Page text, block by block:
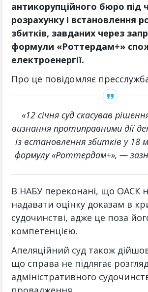
антикорупційного бюро під
розрахунку і встановлення
збитків, завданих через
формули «Роттердам+»
електроенергії.
Про це повідомляє
«12 січня суд скасував
визнання протиправними дії
із встановлення збитків у 18
формулу «Роттердам+», —
В НАБУ переконані, що ОАСК
надавати оцінку доказам в
судочинстві, адже це поза
компетенцією.
Апеляційний суд також
що справа не підлягає
адміністративного